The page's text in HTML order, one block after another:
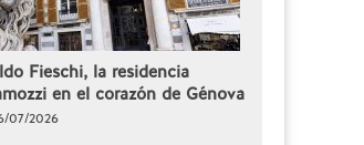
Fieschi, la residencia
en el corazón de Génova
07/2026